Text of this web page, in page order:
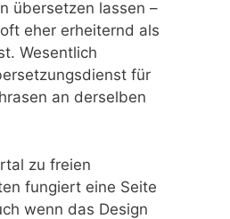
übersetzen lassen –
eher erheiternd als
Wesentlich
für
an derselben
zu freien
fungiert eine Seite
wenn das Design